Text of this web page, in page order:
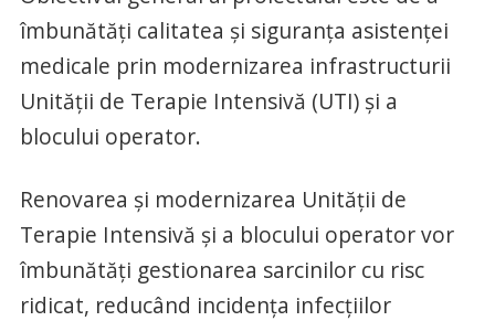
îmbunătăți calitatea și siguranța asistenței
medicale prin modernizarea infrastructurii
Unității de Terapie Intensivă (UTI) și a
blocului operator.
Renovarea și modernizarea Unității de
Terapie Intensivă și a blocului operator vor
îmbunătăți gestionarea sarcinilor cu risc
ridicat, reducând incidența infecțiilor